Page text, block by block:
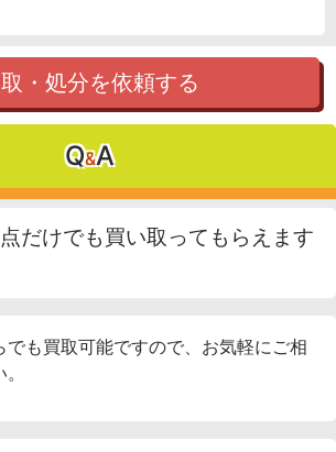
・処分を依頼する
Q&A
だけでも買い取ってもらえます
でも買取可能ですので、お気軽にご相